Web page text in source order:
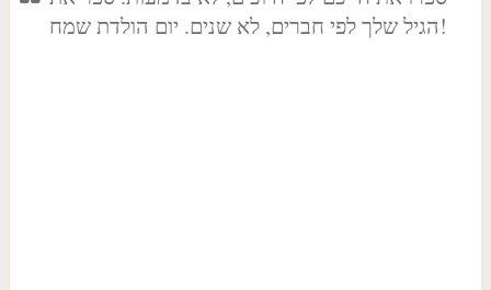
הגיל שלך לפי חברים, לא שנים. יום הולדת שמח!